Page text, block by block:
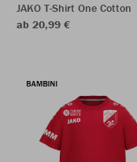
JAKO T-Shirt One Cotton
ab 20,99 €